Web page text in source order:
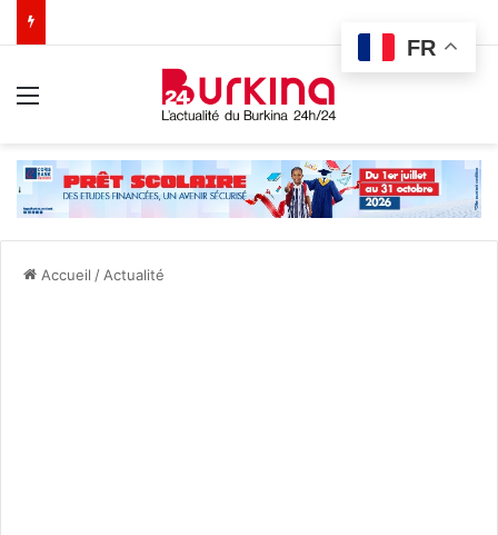
Accueil / Actualité
FR